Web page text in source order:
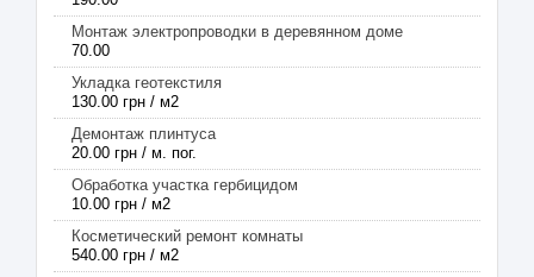
Монтаж электропроводки в деревянном доме
70.00
Укладка геотекстиля
130.00 грн / м2
Демонтаж плинтуса
20.00 грн / м. пог.
Обработка участка гербицидом
10.00 грн / м2
Косметический ремонт комнаты
540.00 грн / м2